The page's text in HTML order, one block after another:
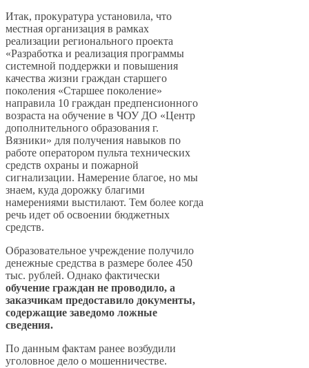
Итак, прокуратура установила, что
местная организация в рамках
реализации регионального проекта
«Разработка и реализация программы
системной поддержки и повышения
качества жизни граждан старшего
поколения «Старшее поколение»
направила 10 граждан предпенсионного
возраста на обучение в ЧОУ ДО «Центр
дополнительного образования г.
Вязники» для получения навыков по
работе оператором пульта технических
средств охраны и пожарной
сигнализации. Намерение благое, но мы
знаем, куда дорожку благими
намерениями выстилают. Тем более когда
речь идет об освоении бюджетных
средств.
Образовательное учреждение получило
денежные средства в размере более 450
тыс. рублей. Однако фактически
обучение граждан не проводило, а
заказчикам предоставило документы,
содержащие заведомо ложные
сведения.
По данным фактам ранее возбудили
уголовное дело о мошенничестве.